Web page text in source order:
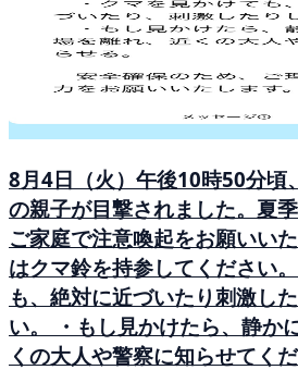
8月4日（火）午後10時50分頃
の親子が目撃されました。夏季
ご家庭で注意喚起をお願いい
はクマ鈴を持参してください
も、絶対に近づいたり刺激し
い。 ・もし見かけたら、静か
くの大人や警察に知らせてくだ